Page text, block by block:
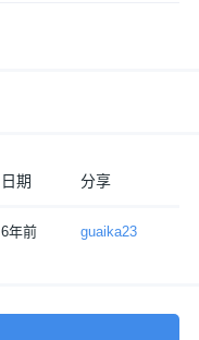
日期 分享
6年前 guaika23